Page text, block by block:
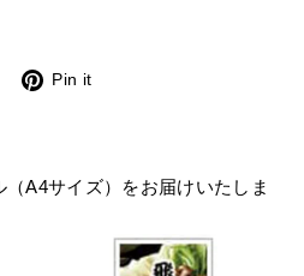
TwitterPin it
A4サイズ）をお届けいたしま